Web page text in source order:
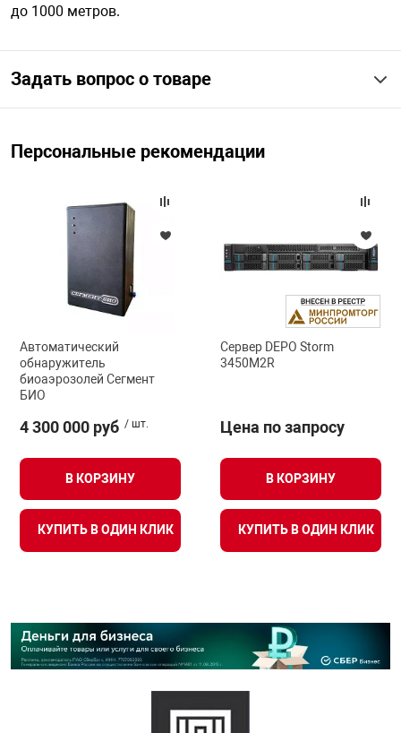
до 1000 метров.
Задать вопрос о товаре
Персональные рекомендации
Автоматический
обнаружитель
биоаэрозолей Сегмент
БИО
4 300 000 руб / шт.
В КОРЗИНУ
КУПИТЬ В ОДИН КЛИК
Сервер DEPO Storm
3450M2R
Цена по запросу
В КОРЗИНУ
КУПИТЬ В ОДИН КЛИК